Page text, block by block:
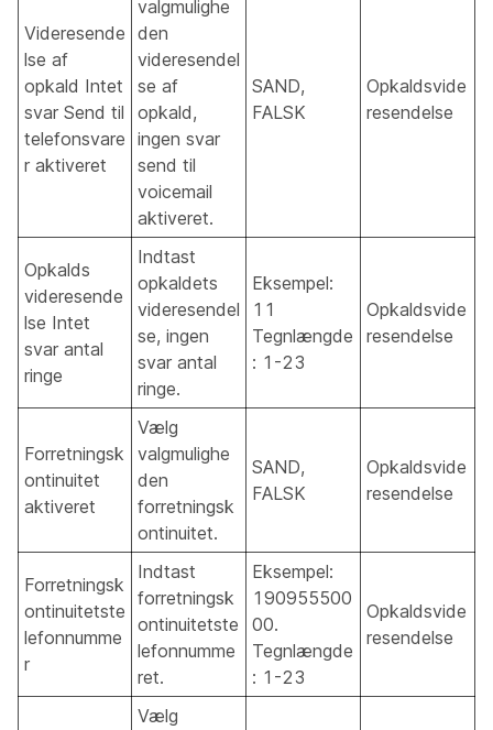
Videresende
lse af
opkald Intet
svar Send til
telefonsvare
r aktiveret
valgmulighe
den
videresendel
se af
opkald,
ingen svar
send til
voicemail
aktiveret.
SAND,
FALSK
Opkaldsvide
resendelse
Opkalds
videresende
lse Intet
svar antal
ringe
Indtast
opkaldets
videresendel
se, ingen
svar antal
ringe.
Eksempel:
11
Tegnlængde
: 1-23
Opkaldsvide
resendelse
Forretningsk
ontinuitet
aktiveret
Vælg
valgmulighe
den
forretningsk
ontinuitet.
SAND,
FALSK
Opkaldsvide
resendelse
Forretningsk
ontinuitetste
lefonnumme
r
Indtast
forretningsk
ontinuitetste
lefonnumme
ret.
Eksempel:
190955500
00.
Tegnlængde
: 1-23
Opkaldsvide
resendelse
Vælg